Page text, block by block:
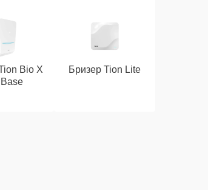
Bio X
Бризер Tion Lite